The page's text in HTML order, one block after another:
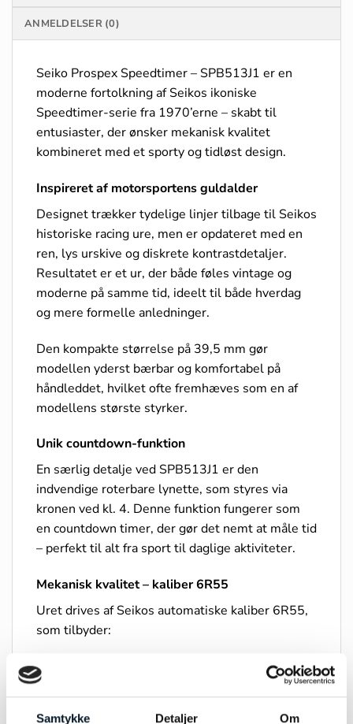
Samtykke Detaljer Om
ANMELDELSER (0)
Seiko Prospex Speedtimer – SPB513J1 er en
moderne fortolkning af Seikos ikoniske
Speedtimer-serie fra 1970’erne – skabt til
entusiaster, der ønsker mekanisk kvalitet
kombineret med et sporty og tidløst design.
Inspireret af motorsportens guldalder
Designet trækker tydelige linjer tilbage til Seikos
historiske racing ure, men er opdateret med en
ren, lys urskive og diskrete kontrastdetaljer.
Resultatet er et ur, der både føles vintage og
moderne på samme tid, ideelt til både hverdag
og mere formelle anledninger.
Den kompakte størrelse på 39,5 mm gør
modellen yderst bærbar og komfortabel på
håndleddet, hvilket ofte fremhæves som en af
modellens største styrker.
Unik countdown-funktion
En særlig detalje ved SPB513J1 er den
indvendige roterbare lynette, som styres via
kronen ved kl. 4. Denne funktion fungerer som
en countdown timer, der gør det nemt at måle tid
– perfekt til alt fra sport til daglige aktiviteter.
Mekanisk kvalitet – kaliber 6R55
Uret drives af Seikos automatiske kaliber 6R55,
som tilbyder:
Op til 72 timers gangreserve (3 dage)
Automatisk og manuel optræk